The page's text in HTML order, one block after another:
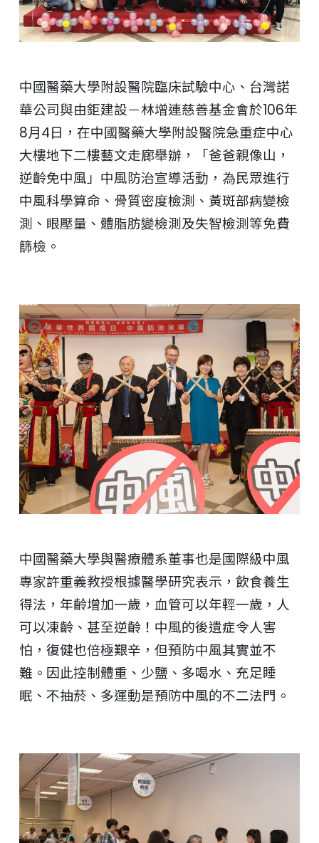
中國醫藥大學附設醫院臨床試驗中心、台灣諾
華公司與由鉅建設－林增連慈善基金會於106年
8月4日，在中國醫藥大學附設醫院急重症中心
大樓地下二樓藝文走廊舉辦，「爸爸親像山，
逆齡免中風」中風防治宣導活動，為民眾進行
中風科學算命、骨質密度檢測、黃斑部病變檢
測、眼壓量、體脂肪變檢測及失智檢測等免費
篩檢。
中國醫藥大學與醫療體系董事也是國際級中風
專家許重義教授根據醫學研究表示，飲食養生
得法，年齡增加一歲，血管可以年輕一歲，人
可以凍齡、甚至逆齡！中風的後遺症令人害
怕，復健也倍極艱辛，但預防中風其實並不
難。因此控制體重、少鹽、多喝水、充足睡
眠、不抽菸、多運動是預防中風的不二法門。